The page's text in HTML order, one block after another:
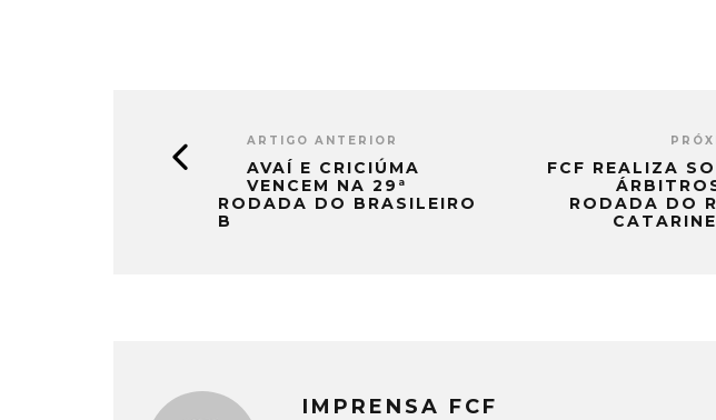
ARTIGO ANTERIOR
AVAÍ E CRICIÚMA
VENCEM NA 29ª
RODADA DO BRASILEIRO
B
FCF REALIZA
RODADA DO
IMPRENSA FCF